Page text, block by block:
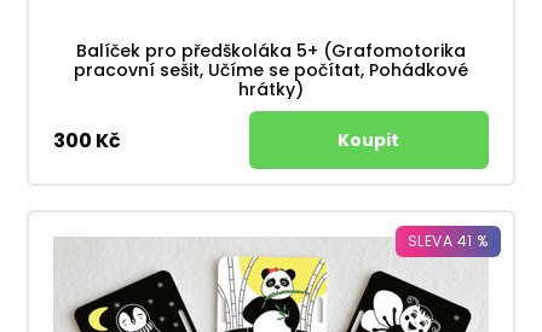
Balíček pro předškoláka 5+ (Grafomotorika
pracovní sešit, Učíme se počítat, Pohádkové
hrátky)
300 Kč
SLEVA 41 %